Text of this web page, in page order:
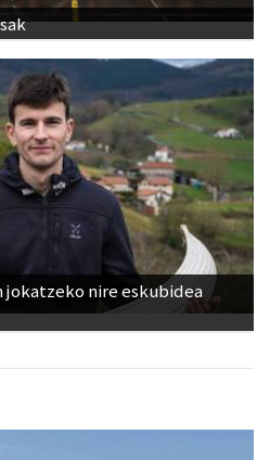
jokatzeko nire eskubidea